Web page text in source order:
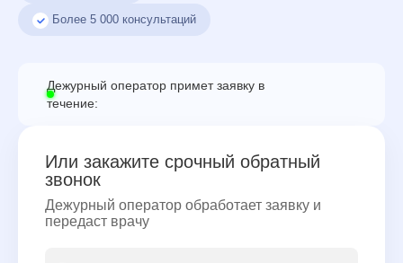
Более 5 000 консультаций
Дежурный оператор примет заявку в
течение:
Или закажите срочный обратный
звонок
Дежурный оператор обработает заявку и
передаст врачу